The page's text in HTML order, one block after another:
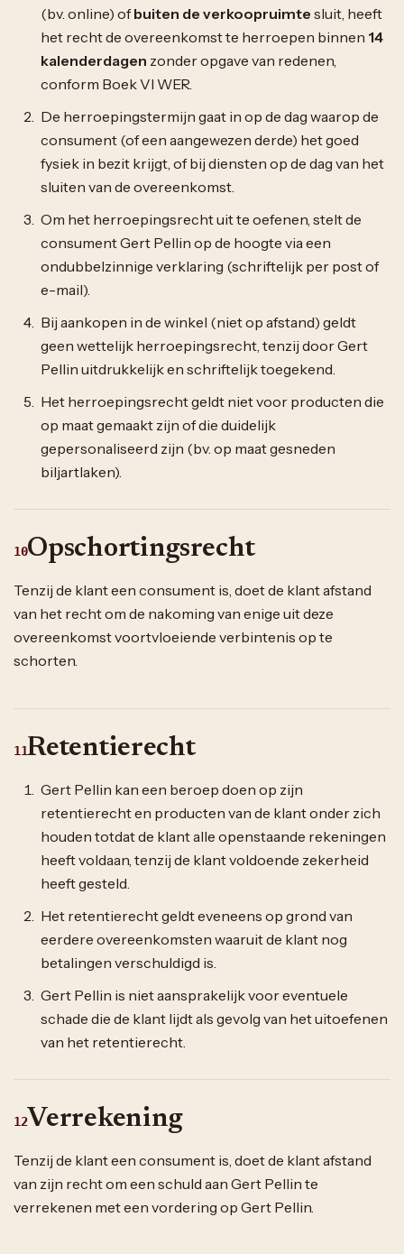
(bv. online) ofbuiten de verkoopruimte sluit, heeft
het recht de overeenkomst te herroepen binnen 14
kalenderdagen zonder opgave van redenen,
conform Boek VI WER.
De herroepingstermijn gaat in op de dag waarop de
consument (of een aangewezen derde) het goed
fysiek in bezit krijgt, of bij diensten op de dag van het
sluiten van de overeenkomst.
Om het herroepingsrecht uit te oefenen, stelt de
consument Gert Pellin op de hoogte via een
ondubbelzinnige verklaring (schriftelijk per post of
e-mail).
Bij aankopen in de winkel (niet op afstand) geldt
geen wettelijk herroepingsrecht, tenzij door Gert
Pellin uitdrukkelijk en schriftelijk toegekend.
Het herroepingsrecht geldt niet voor producten die
op maat gemaakt zijn of die duidelijk
gepersonaliseerd zijn (bv. op maat gesneden
biljartlaken).
10Opschortingsrecht
Tenzij de klant een consument is, doet de klant afstand
van het recht om de nakoming van enige uit deze
overeenkomst voortvloeiende verbintenis op te
schorten.
11Retentierecht
Gert Pellin kan een beroep doen op zijn
retentierecht en producten van de klant onder zich
houden totdat de klant alle openstaande rekeningen
heeft voldaan, tenzij de klant voldoende zekerheid
heeft gesteld.
Het retentierecht geldt eveneens op grond van
eerdere overeenkomsten waaruit de klant nog
betalingen verschuldigd is.
Gert Pellin is niet aansprakelijk voor eventuele
schade die de klant lijdt als gevolg van het uitoefenen
van het retentierecht.
12Verrekening
Tenzij de klant een consument is, doet de klant afstand
van zijn recht om een schuld aan Gert Pellin te
verrekenen met een vordering op Gert Pellin.